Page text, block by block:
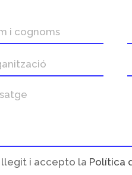
llegit i accepto la Política